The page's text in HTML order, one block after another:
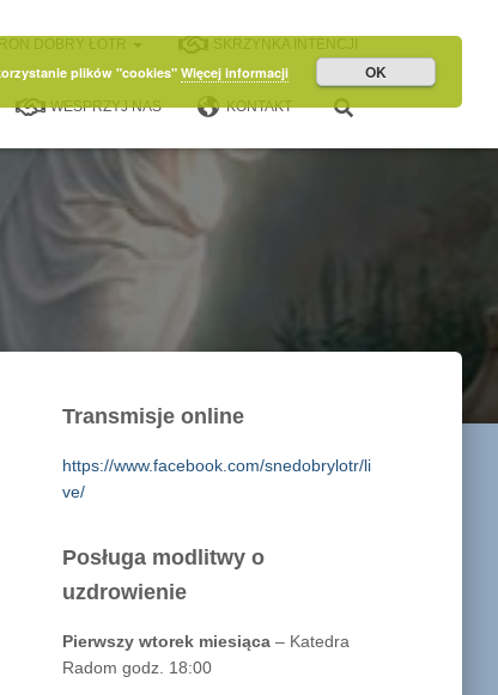
DOBRY ŁOTR SKRZYNKA INTENCJI
WESPRZYJ NAS KONTAKT
Transmisje online
https://www.facebook.com/snedobrylotr/li
ve/
Posługa modlitwy o
uzdrowienie
Pierwszy wtorek miesiąca– Katedra
Radom godz. 18:00
plików "cookies" Więcej informacji OK